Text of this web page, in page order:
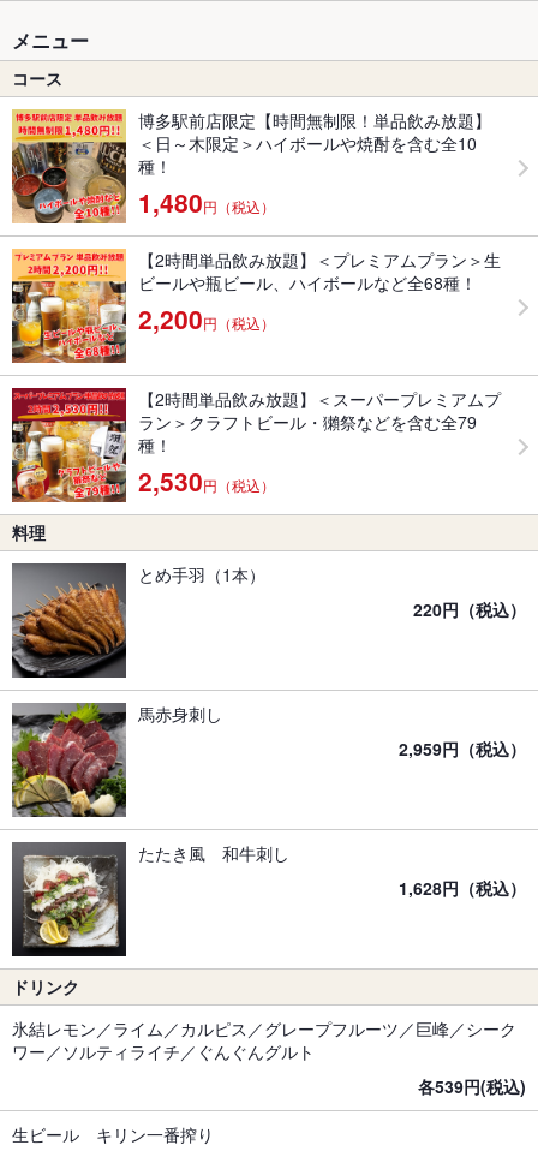
メニュー
コース
博多駅前店限定【時間無制限！単品飲み放題】
＜日～木限定＞ハイボールや焼酎を含む全10
種！
1,480円（税込）
【2時間単品飲み放題】＜プレミアムプラン＞生
ビールや瓶ビール、ハイボールなど全68種！
2,200円（税込）
【2時間単品飲み放題】＜スーパープレミアムプ
ラン＞クラフトビール・獺祭などを含む全79
種！
2,530円（税込）
料理
とめ手羽（1本）
220円（税込）
馬赤身刺し
2,959円（税込）
たたき風 和牛刺し
1,628円（税込）
ドリンク
氷結レモン／ライム／カルピス／グレープフルーツ／巨峰／シーク
ワー／ソルティライチ／ぐんぐんグルト
各539円(税込)
生ビール キリン一番搾り